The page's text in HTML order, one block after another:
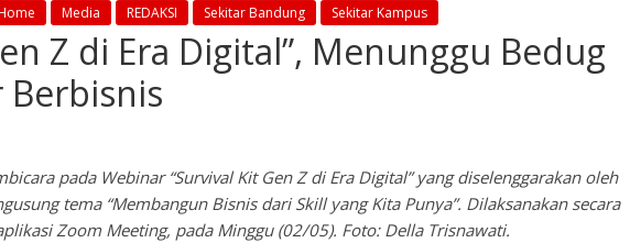
Media REDAKSI Sekitar Bandung Sekitar Kampus
Z di Era Digital”, Menunggu Bedug
Berbisnis
pada Webinar “Survival Kit Gen Z di Era Digital” yang diselenggarakan oleh
tema “Membangun Bisnis dari Skill yang Kita Punya”. Dilaksanakan secara
Zoom Meeting, pada Minggu (02/05). Foto: Della Trisnawati.